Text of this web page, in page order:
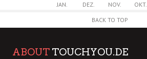
JAN. DEZ. NOV. OKT.
BACK TO TOP
ABOUT TOUCHYOU.DE